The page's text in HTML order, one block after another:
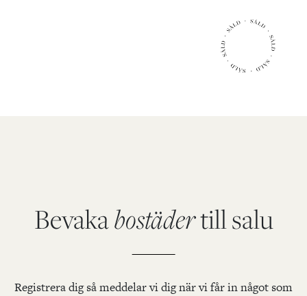
Bevakabostädertill salu
Registrera dig så meddelar vi dig när vi får in något som